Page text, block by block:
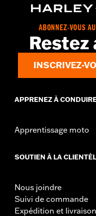
ABONNEZ-VOUS
Restez
INSCRIVEZ-
APPRENEZ À
Apprentissage moto
SOUTIEN À LA
Nous joindre
Suivi de commande
Expédition et livraison